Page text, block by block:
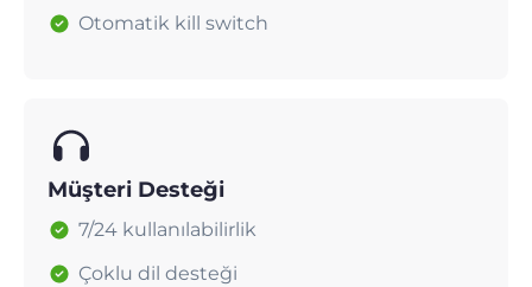
Otomatik kill switch
Müşteri Desteği
7/24 kullanılabilirlik
Çoklu dil desteği